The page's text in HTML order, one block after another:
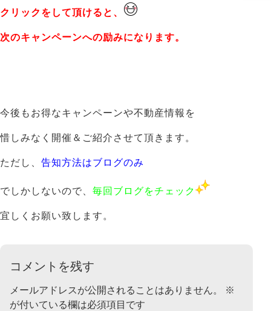
クリックをして頂けると、
次のキャンペーンへの励みになります。
今後もお得なキャンペーンや不動産情報を
惜しみなく開催＆ご紹介させて頂きます。
ただし、 告知方法はブログのみ
でしかしないので、 毎回ブログをチェック
宜しくお願い致します。
コメントを残す
メールアドレスが公開されることはありません。
※
が付いている欄は必須項目です